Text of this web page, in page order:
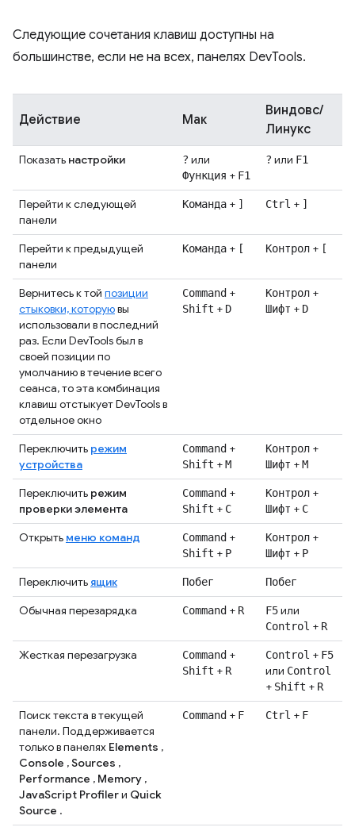
Следующие сочетания клавиш доступны на
большинстве, если не на всех, панелях DevTools.
Действие Мак
Виндовс/
Линукс
Показать настройки ? или
Функция + F1
? или F1
Перейти к следующей
панели
Команда + ] Ctrl + ]
Перейти к предыдущей
панели
Команда + [ Контрол + [
Вернитесь к той позиции
стыковки, которуювы
использовали в последний
раз. Если DevTools был в
своей позиции по
умолчанию в течение всего
сеанса, то эта комбинация
клавиш отстыкует DevTools в
отдельное окно
Command +
Shift + D
Контрол +
Шифт + D
Переключить режим
устройства
Command +
Shift +M
Контрол +
Шифт +М
Переключить режим
проверки элемента
Command +
Shift + C
Контрол +
Шифт + С
Открыть меню команд Command +
Shift + P
Контрол +
Шифт + Р
Переключить ящик Побег Побег
Обычная перезарядка Command + R F5или
Control + R
Жесткая перезагрузка Command +
Shift + R
Control + F5
или Control
+ Shift + R
Поиск текста в текущей
панели. Поддерживается
только в панелях Elements ,
Console ,Sources ,
Performance , Memory ,
JavaScript Profilerи Quick
Source .
Command + F Ctrl + F